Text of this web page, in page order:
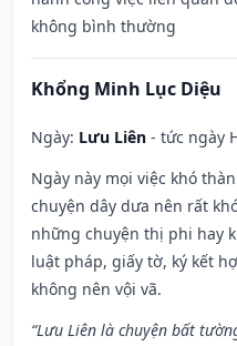
không bình thường
Khổng Minh Lục Diệu
Ngày: Lưu Liên - tức ngày
Ngày này mọi việc khó
chuyện dây dưa nên rất
những chuyện thị phi hay
luật pháp, giấy tờ, ký kết
không nên vội vã.
“Lưu Liên là chuyện bất